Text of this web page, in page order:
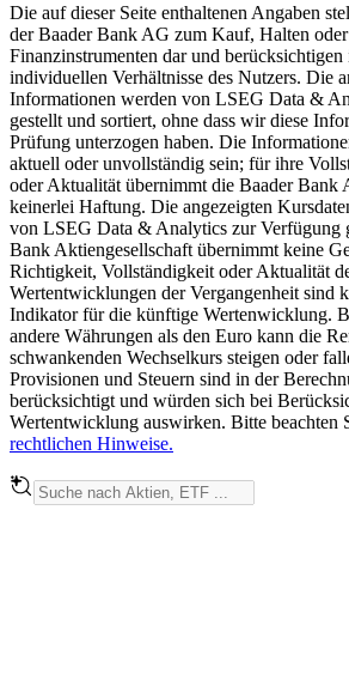
Die auf dieser Seite enthaltenen Angaben
der Baader Bank AG zum Kauf, Halten
Finanzinstrumenten dar und
individuellen Verhältnisse des Nutzers. Die
Informationen werden von LSEG Data &
gestellt und sortiert, ohne dass wir diese
Prüfung unterzogen haben. Die
aktuell oder unvollständig sein; für ihre
oder Aktualität übernimmt die Baader Bank
keinerlei Haftung. Die angezeigten
von LSEG Data & Analytics zur Verfügung
Bank Aktiengesellschaft übernimmt keine
Richtigkeit, Vollständigkeit oder Aktualität
Wertentwicklungen der Vergangenheit sind
Indikator für die künftige Wertenwicklung.
andere Währungen als den Euro kann die
schwankenden Wechselkurs steigen oder
Provisionen und Steuern sind in der
berücksichtigt und würden sich bei
Wertentwicklung auswirken. Bitte beachten
rechtlichen Hinweise.